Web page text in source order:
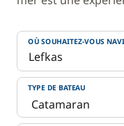
OÙ SOUHAITEZ-VOUS
TYPE DE BATEAU